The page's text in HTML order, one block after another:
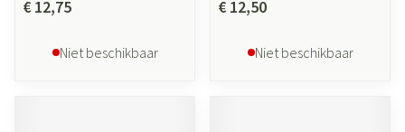
€ 12,75
Niet beschikbaar
€ 12,50
Niet beschikbaar